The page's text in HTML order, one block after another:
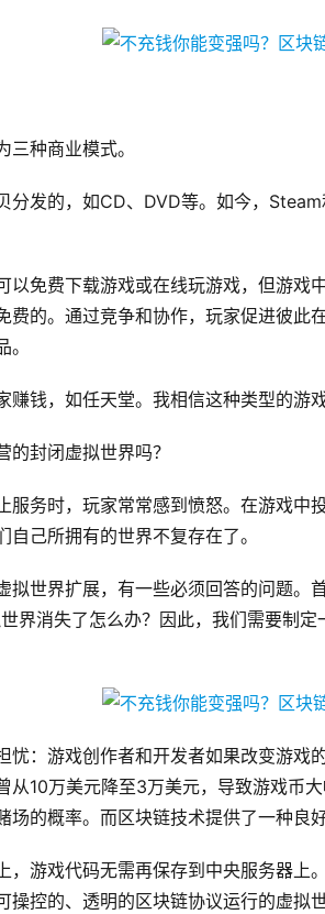
种商业模式。
分发的，如CD、DVD等。如今，
以免费下载游戏或在线玩游戏，但游戏
费的。通过竞争和协作，玩家促进彼此
赚钱，如任天堂。我相信这种类型的游
封闭虚拟世界吗？
服务时，玩家常常感到愤怒。在游戏中
己所拥有的世界不复存在了。
拟世界扩展，有一些必须回答的问题。
界消失了怎么办？因此，我们需要制
忧：游戏创作者和开发者如果改变游戏
从10万美元降至3万美元，导致游戏币
场的概率。而区块链技术提供了一种良
，游戏代码无需再保存到中央服务器上
操控的、透明的区块链协议运行的虚拟